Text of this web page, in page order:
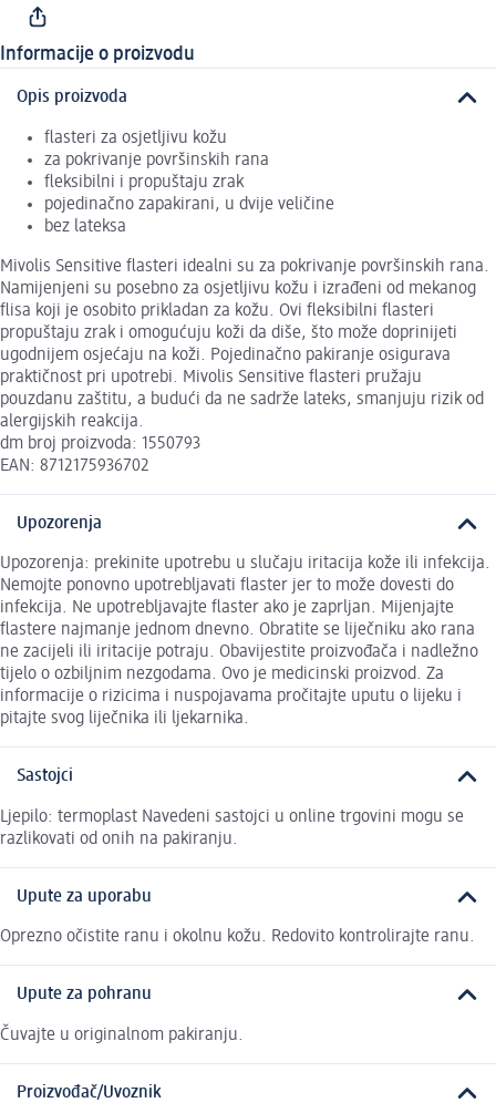
Informacije o proizvodu
Opis proizvoda
flasteri za osjetljivu kožu
za pokrivanje površinskih rana
fleksibilni i propuštaju zrak
pojedinačno zapakirani, u dvije veličine
bez lateksa
Mivolis Sensitive flasteri idealni su za pokrivanje površinskih rana.
Namijenjeni su posebno za osjetljivu kožu i izrađeni od mekanog
flisa koji je osobito prikladan za kožu. Ovi fleksibilni flasteri
propuštaju zrak i omogućuju koži da diše, što može doprinijeti
ugodnijem osjećaju na koži. Pojedinačno pakiranje osigurava
praktičnost pri upotrebi. Mivolis Sensitive flasteri pružaju
pouzdanu zaštitu, a budući da ne sadrže lateks, smanjuju rizik od
alergijskih reakcija.
dm broj proizvoda: 1550793
EAN: 8712175936702
Upozorenja
Upozorenja: prekinite upotrebu u slučaju iritacija kože ili infekcija.
Nemojte ponovno upotrebljavati flaster jer to može dovesti do
infekcija. Ne upotrebljavajte flaster ako je zaprljan. Mijenjajte
flastere najmanje jednom dnevno. Obratite se liječniku ako rana
ne zacijeli ili iritacije potraju. Obavijestite proizvođača i nadležno
tijelo o ozbiljnim nezgodama. Ovo je medicinski proizvod. Za
informacije o rizicima i nuspojavama pročitajte uputu o lijeku i
pitajte svog liječnika ili ljekarnika.
Sastojci
Ljepilo: termoplast Navedeni sastojci u online trgovini mogu se
razlikovati od onih na pakiranju.
Upute za uporabu
Oprezno očistite ranu i okolnu kožu. Redovito kontrolirajte ranu.
Upute za pohranu
Čuvajte u originalnom pakiranju.
Proizvođač/Uvoznik